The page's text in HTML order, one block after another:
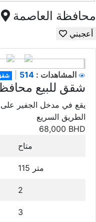
محافظة العاصمة
أعجبني
المشاهدات :
شقق للبيع
يقع في مدخل الجفير على
الطريق السريع
68,000 BHD
متاح
115 متر
2
3